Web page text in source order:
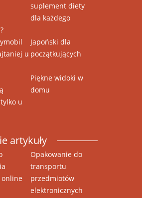
suplement diety
dla każdego
u
Japoński dla
początkujących
u
Piękne widoki w
domu
artykuły
Opakowanie do
transportu
przedmiotów
elektronicznych